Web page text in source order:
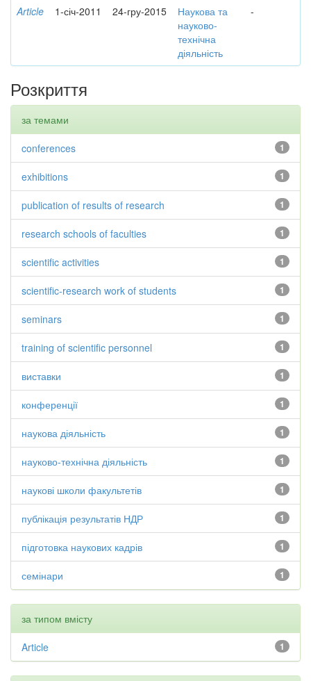
Article 1-січ-2011 24-гру-2015
Наукова та
науково-
технічна
діяльність
-
Розкриття
за темами
1
conferences
1
exhibitions
1
publication of results of research
1
research schools of faculties
1
scientific activities
1
scientific-research work of students
1
seminars
1
training of scientific personnel
1
виставки
1
конференції
1
наукова діяльність
1
науково-технічна діяльність
1
наукові школи факультетів
1
публікація результатів НДР
1
підготовка наукових кадрів
1
семінари
за типом вмісту
1
Article